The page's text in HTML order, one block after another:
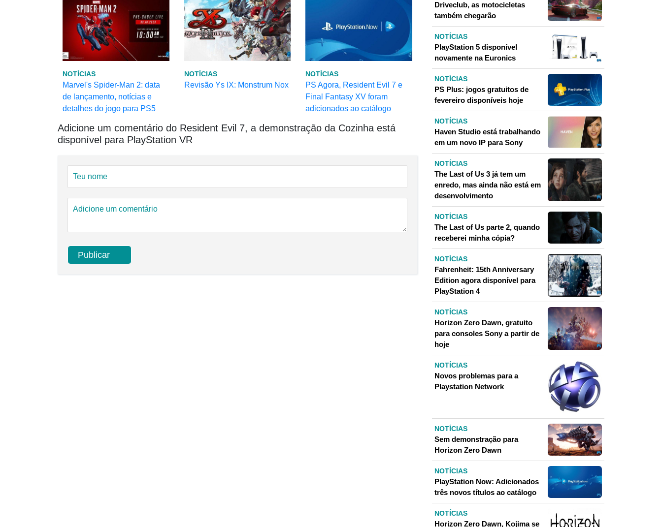
NOTÍCIAS
Marvel's Spider-Man 2: data
de lançamento, notícias e
detalhes do jogo para PS5
NOTÍCIAS
Revisão Ys IX: Monstrum Nox
NOTÍCIAS
PS Agora, Resident Evil 7 e
Final Fantasy XV foram
adicionados ao catálogo
Adicione um comentário do Resident Evil 7, a demonstração da Cozinha está
disponível para PlayStation VR
Driveclub, as motocicletas
também chegarão
NOTÍCIAS
PlayStation 5 disponível
novamente na Euronics
NOTÍCIAS
PS Plus: jogos gratuitos de
fevereiro disponíveis hoje
NOTÍCIAS
Haven Studio está trabalhando
em um novo IP para Sony
NOTÍCIAS
The Last of Us 3 já tem um
enredo, mas ainda não está em
desenvolvimento
NOTÍCIAS
The Last of Us parte 2, quando
receberei minha cópia?
NOTÍCIAS
Fahrenheit: 15th Anniversary
Edition agora disponível para
PlayStation 4
NOTÍCIAS
Horizon Zero Dawn, gratuito
para consoles Sony a partir de
hoje
NOTÍCIAS
Novos problemas para a
Playstation Network
NOTÍCIAS
Sem demonstração para
Horizon Zero Dawn
NOTÍCIAS
PlayStation Now: Adicionados
três novos títulos ao catálogo
NOTÍCIAS
Horizon Zero Dawn, Kojima se